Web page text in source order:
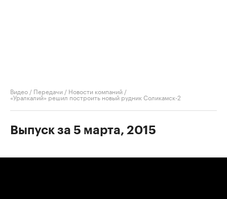
Видео / Передачи / Новости компаний /
«Уралкалий» решил построить новый рудник Соликамск-2
Выпуск за 5 марта, 2015